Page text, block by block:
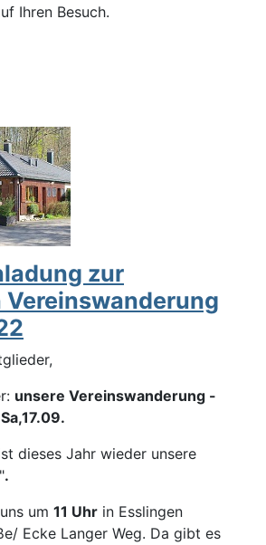
Ihren Besuch.
zur
unsere Vereinswanderung -
dieses Jahr wieder unsere
.
uns um 11 Uhr in Esslingen
Ecke Langer Weg. Da gibt es